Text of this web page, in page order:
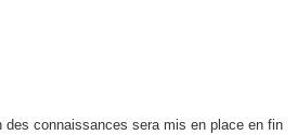
des connaissances sera mis en place en fin